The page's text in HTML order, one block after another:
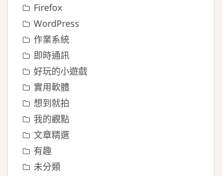
Firefox
WordPress
作業系統
即時通訊
好玩的小遊戲
實用軟體
想到就拍
我的觀點
文章精選
有趣
未分類